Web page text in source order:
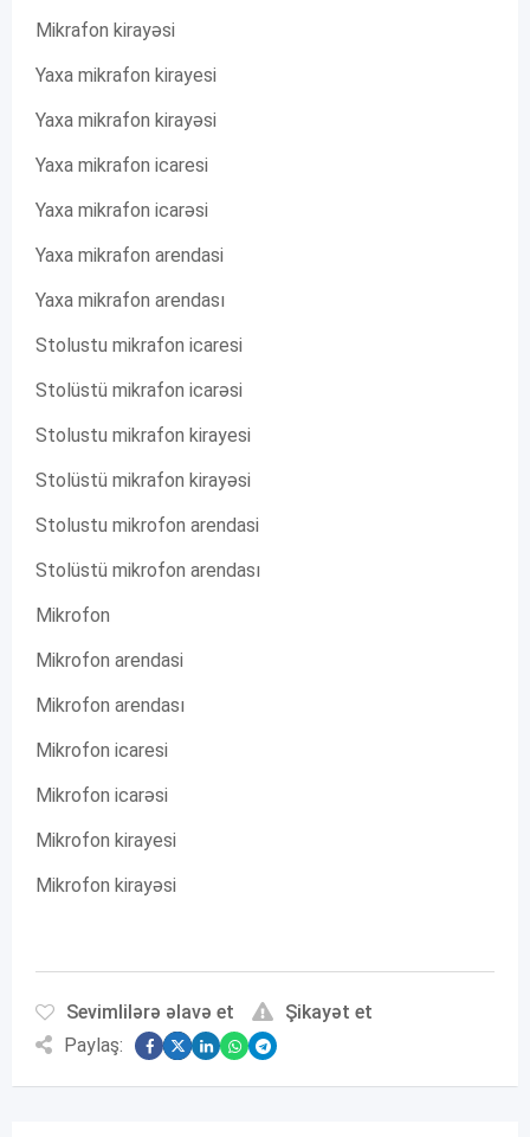
Mikrafon kirayəsi
Yaxa mikrafon kirayesi
Yaxa mikrafon kirayəsi
Yaxa mikrafon icaresi
Yaxa mikrafon icarəsi
Yaxa mikrafon arendasi
Yaxa mikrafon arendası
Stolustu mikrafon icaresi
Stolüstü mikrafon icarəsi
Stolustu mikrafon kirayesi
Stolüstü mikrafon kirayəsi
Stolustu mikrofon arendasi
Stolüstü mikrofon arendası
Mikrofon
Mikrofon arendasi
Mikrofon arendası
Mikrofon icaresi
Mikrofon icarəsi
Mikrofon kirayesi
Mikrofon kirayəsi
Sevimlilərə əlavə et
Şikayət et
Paylaş: